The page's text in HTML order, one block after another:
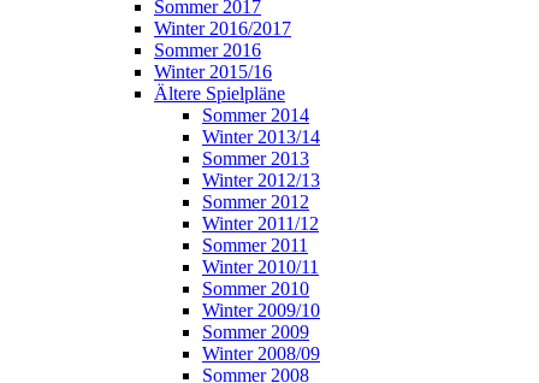
Sommer 2017
Winter 2016/2017
Sommer 2016
Winter 2015/16
Ältere Spielpläne
Sommer 2014
Winter 2013/14
Sommer 2013
Winter 2012/13
Sommer 2012
Winter 2011/12
Sommer 2011
Winter 2010/11
Sommer 2010
Winter 2009/10
Sommer 2009
Winter 2008/09
Sommer 2008